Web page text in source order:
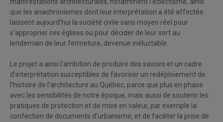
que les anachronismes dont leur interprétation a été affectée
laissent aujourd’hui la société civile sans moyen réel pour
s’approprier ces églises ou pour décider de leur sort au
lendemain de leur fermeture, devenue inéluctable.
Le projet a ainsi l’ambition de produire des savoirs et un cadre
d’interprétation susceptibles de favoriser un redéploiement de
l’histoire de l’architecture au Québec, parce que plus en phase
avec les sensibilités de notre époque, mais aussi de soutenir les
pratiques de protection et de mise en valeur, par exemple la
confection de documents d’urbanisme, et de faciliter la prise de